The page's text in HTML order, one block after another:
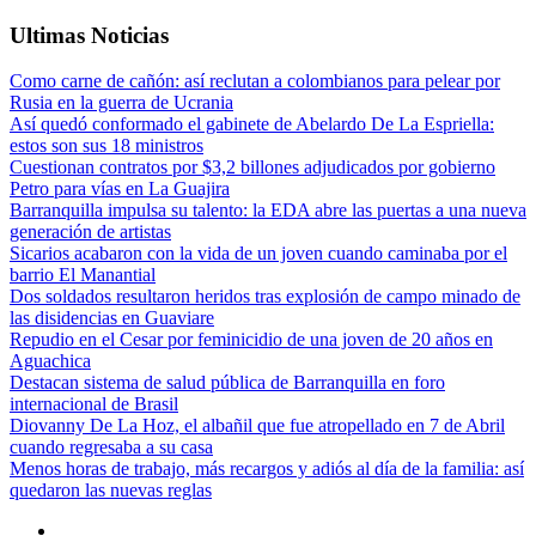
Ultimas Noticias
Como carne de cañón: así reclutan a colombianos para pelear por
Rusia en la guerra de Ucrania
Así quedó conformado el gabinete de Abelardo De La Espriella:
estos son sus 18 ministros
Cuestionan contratos por $3,2 billones adjudicados por gobierno
Petro para vías en La Guajira
Barranquilla impulsa su talento: la EDA abre las puertas a una nueva
generación de artistas
Sicarios acabaron con la vida de un joven cuando caminaba por el
barrio El Manantial
Dos soldados resultaron heridos tras explosión de campo minado de
las disidencias en Guaviare
Repudio en el Cesar por feminicidio de una joven de 20 años en
Aguachica
Destacan sistema de salud pública de Barranquilla en foro
internacional de Brasil
Diovanny De La Hoz, el albañil que fue atropellado en 7 de Abril
cuando regresaba a su casa
Menos horas de trabajo, más recargos y adiós al día de la familia: así
quedaron las nuevas reglas